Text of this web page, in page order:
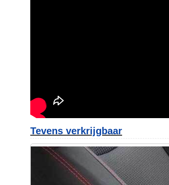
Tevens verkrijgbaar